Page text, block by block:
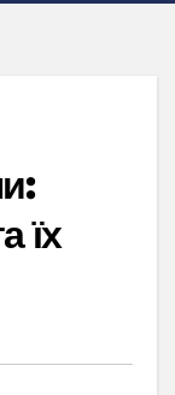
їх